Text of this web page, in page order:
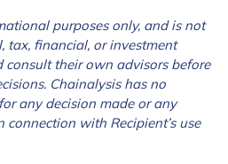
purposes only, and is not
tax, financial, or investment
consult their own advisors before
Chainalysis has no
any decision made or any
connection with Recipient’s use